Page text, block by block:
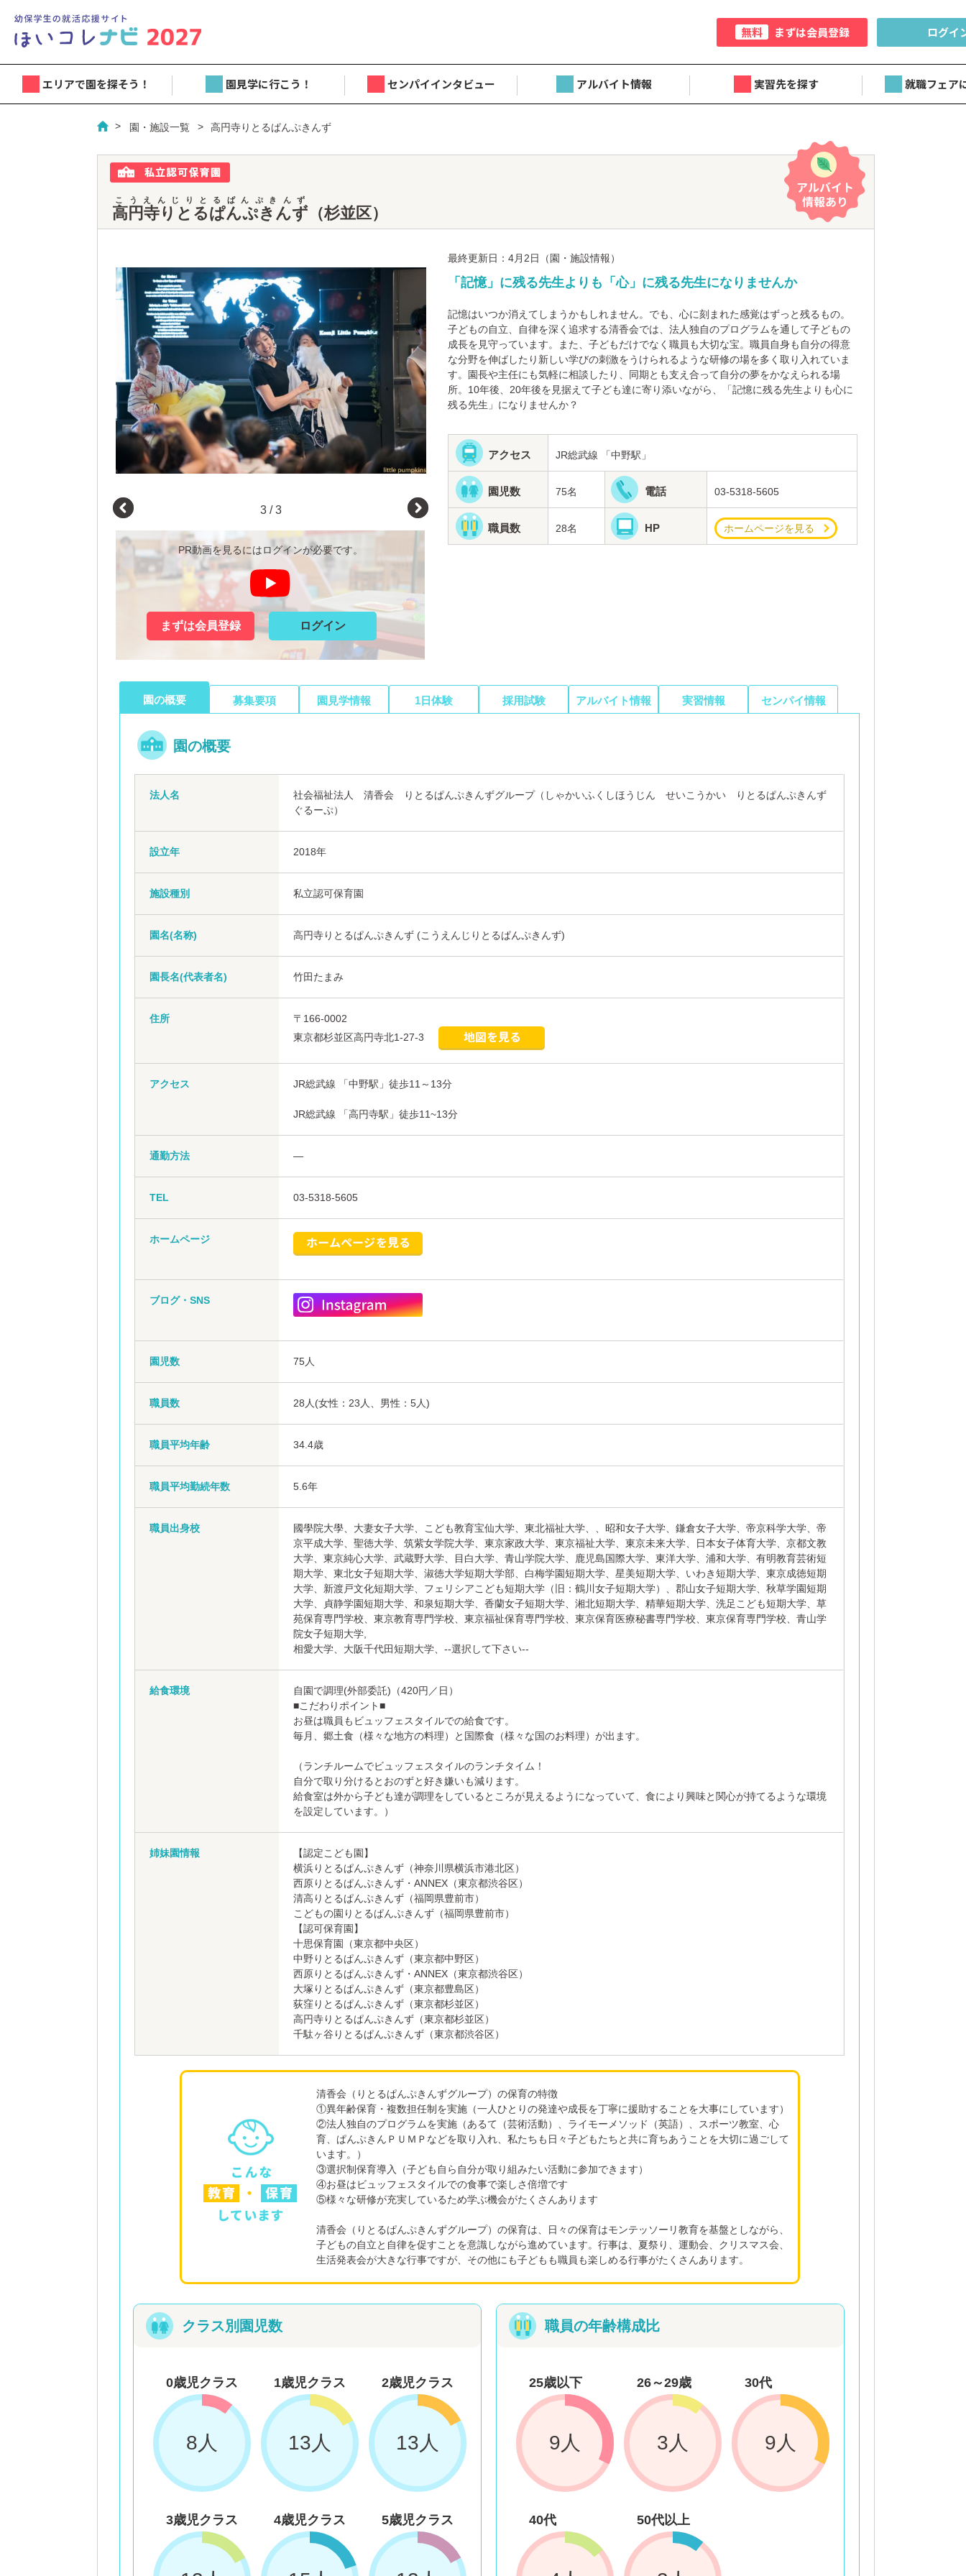
無料 まずは会員登録 ログイ
エリアで園を探そう！ 園見学に行こう！ センパイインタビュー アルバイト情報 実習先を探す 就職フェア
園・施設一覧 高円寺りとるぱんぷきんず
高円寺りとるぱんぷきんず
こうえんじりとるぱんぷきんず
（杉並区）
3 /3
PR動画を見るにはログインが必要です。
まずは会員登録 ログイン
最終更新日：4月2日（園・施設情報）
「記憶」に残る先生よりも「心」に残る先生になりませんか
記憶はいつか消えてしまうかもしれません。でも、心に刻まれた感覚はずっと残るもの。
子どもの自立、自律を深く追求する清香会では、法人独自のプログラムを通して子どもの
成長を見守っています。また、子どもだけでなく職員も大切な宝。職員自身も自分の得意
な分野を伸ばしたり新しい学びの刺激をうけられるような研修の場を多く取り入れていま
す。園長や主任にも気軽に相談したり、同期とも支え合って自分の夢をかなえられる場
所。10年後、20年後を見据えて子ども達に寄り添いながら、「記憶に残る先生よりも心に
残る先生」になりませんか？
アクセス JR総武線 「中野駅」
園児数 75名 電話 03-5318-5605
職員数 28名 HP ホームページを見る
園の概要 募集要項 園見学情報 1日体験 採用試験 アルバイト情報 実習情報 センパイ情報
園の概要
法人名
社会福祉法人 清香会 りとるぱんぷきんずグループ（しゃかいふくしほうじん せいこうかい りとるぱんぷきんず
ぐるーぷ）
設立年 2018年
施設種別 私立認可保育園
園名(名称) 高円寺りとるぱんぷきんず (こうえんじりとるぱんぷきんず)
園長名(代表者名) 竹田たまみ
住所
〒166-0002
東京都杉並区高円寺北1-27-3
アクセス JR総武線 「中野駅」徒歩11～13分
JR総武線 「高円寺駅」徒歩11~13分
通勤方法 ―
TEL 03-5318-5605
ホームページ
ブログ・SNS
園児数 75人
職員数 28人(女性：23人、男性：5人)
職員平均年齢 34.4歳
職員平均勤続年数 5.6年
職員出身校
國學院大學、大妻女子大学、こども教育宝仙大学、東北福祉大学、、昭和女子大学、鎌倉女子大学、帝京科学大学、帝
京平成大学、聖徳大学、筑紫女学院大学、東京家政大学、東京福祉大学、東京未来大学、日本女子体育大学、京都文教
大学、東京純心大学、武蔵野大学、目白大学、青山学院大学、鹿児島国際大学、東洋大学、浦和大学、有明教育芸術短
期大学、東北女子短期大学、淑徳大学短期大学部、白梅学園短期大学、星美短期大学、いわき短期大学、東京成徳短期
大学、新渡戸文化短期大学、フェリシアこども短期大学（旧：鶴川女子短期大学）、郡山女子短期大学、秋草学園短期
大学、貞静学園短期大学、和泉短期大学、香蘭女子短期大学、湘北短期大学、精華短期大学、洗足こども短期大学、草
苑保育専門学校、東京教育専門学校、東京福祉保育専門学校、東京保育医療秘書専門学校、東京保育専門学校、青山学
院女子短期大学,
相愛大学、大阪千代田短期大学、--選択して下さい--
給食環境
自園で調理(外部委託)（420円／日）
■こだわりポイント■
お昼は職員もビュッフェスタイルでの給食です。
毎月、郷土食（様々な地方の料理）と国際食（様々な国のお料理）が出ます。
（ランチルームでビュッフェスタイルのランチタイム！
自分で取り分けるとおのずと好き嫌いも減ります。
給食室は外から子ども達が調理をしているところが見えるようになっていて、食により興味と関心が持てるような環境
を設定しています。）
姉妹園情報
【認定こども園】
横浜りとるぱんぷきんず（神奈川県横浜市港北区）
西原りとるぱんぷきんず・ANNEX（東京都渋谷区）
清高りとるぱんぷきんず（福岡県豊前市）
こどもの園りとるぱんぷきんず（福岡県豊前市）
【認可保育園】
十思保育園（東京都中央区）
中野りとるぱんぷきんず（東京都中野区）
西原りとるぱんぷきんず・ANNEX（東京都渋谷区）
大塚りとるぱんぷきんず（東京都豊島区）
荻窪りとるぱんぷきんず（東京都杉並区）
高円寺りとるぱんぷきんず（東京都杉並区）
千駄ヶ谷りとるぱんぷきんず（東京都渋谷区）
清香会（りとるぱんぷきんずグループ）の保育の特徴
①異年齢保育・複数担任制を実施（一人ひとりの発達や成長を丁寧に援助することを大事にしています）
②法人独自のプログラムを実施（あるて（芸術活動）、ライモーメソッド（英語）、スポーツ教室、心
育、ぱんぷきんＰＵＭＰなどを取り入れ、私たちも日々子どもたちと共に育ちあうことを大切に過ごして
います。）
③選択制保育導入（子ども自ら自分が取り組みたい活動に参加できます）
④お昼はビュッフェスタイルでの食事で楽しさ倍増です
⑤様々な研修が充実しているため学ぶ機会がたくさんあります
清香会（りとるぱんぷきんずグループ）の保育は、日々の保育はモンテッソーリ教育を基盤としながら、
子どもの自立と自律を促すことを意識しながら進めています。行事は、夏祭り、運動会、クリスマス会、
生活発表会が大きな行事ですが、その他にも子どもも職員も楽しめる行事がたくさんあります。
クラス別園児数
0歳児クラス
8人
1歳児クラス
13人
2歳児クラス
13人
3歳児クラス 4歳児クラス 5歳児クラス
職員の年齢構成比
25歳以下
9人
26～29歳
3人
30代
9人
40代 50代以上